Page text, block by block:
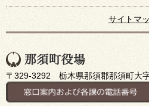
サイトマ
〒329-3292 栃木県那須郡那須町大